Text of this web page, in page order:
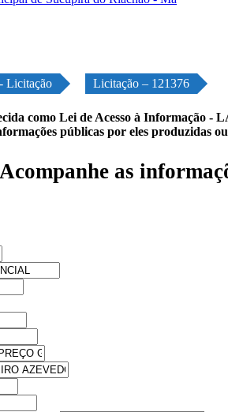
Licitação Licitação – 121376
como Lei de Acesso à Informação
públicas por eles produzidas
Acompanhe as